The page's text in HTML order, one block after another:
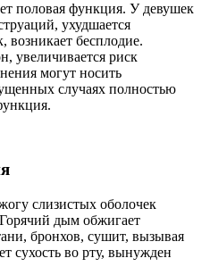
половая функция. У девушек
ухудшается
возникает бесплодие.
увеличивается риск
могут носить
случаях полностью
слизистых оболочек
дым обжигает
бронхов, сушит, вызывая
сухость во рту, вынужден